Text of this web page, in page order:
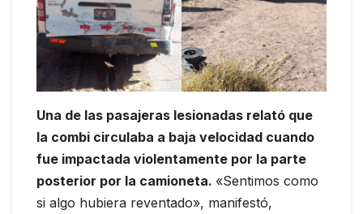
Una de las pasajeras lesionadas relató que
la combi circulaba a baja velocidad cuando
fue impactada violentamente por la parte
posterior por la camioneta. «Sentimos como
si algo hubiera reventado», manifestó,